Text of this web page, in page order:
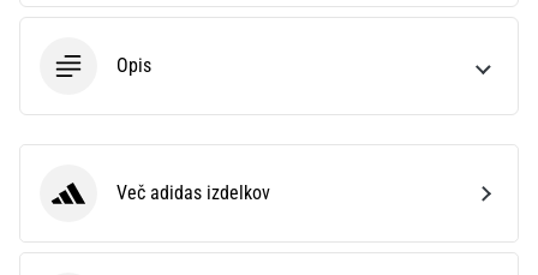
Opis
adidas Več adidas izdelkov